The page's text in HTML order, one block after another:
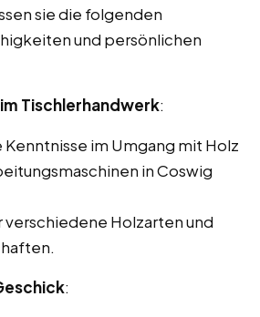
sie die folgenden
und persönlichen
Tischlerhandwerk:
im Umgang mit Holz
in Coswig
verschiedene Holzarten und
: